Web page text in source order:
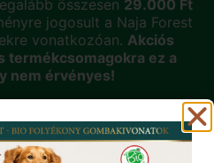
összesen 29.000 Ft
jogosult a Naja Forest
vonatkozóan. Akciós
termékcsomagokra ez a
nem érvényes!
LESZEK!